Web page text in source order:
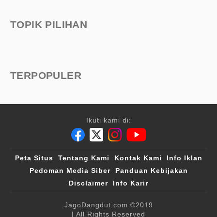
TOPIK PILIHAN
TERPOPULER
Ikuti kami di:
Peta Situs Tentang Kami Kontak Kami
Info Iklan
Pedoman Media Siber
Panduan Kebijakan
Disclaimer
Info Karir
JagoDangdut.com ©2019
| All Rights Reserved